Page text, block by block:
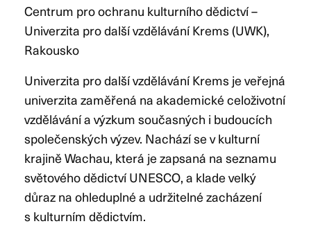
Centrum pro ochranu kulturního dědictví –
Univerzita pro další vzdělávání Krems (UWK),
Rakousko
Univerzita pro další vzdělávání Krems je veřejná
univerzita zaměřená na akademické celoživotní
vzdělávání a výzkum současných i budoucích
společenských výzev. Nachází se v kulturní
krajině Wachau, která je zapsaná na seznamu
světového dědictví UNESCO, a klade velký
důraz na ohleduplné a udržitelné zacházení
s kulturním dědictvím.